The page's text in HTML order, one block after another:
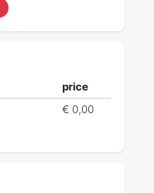
price
€ 0,00